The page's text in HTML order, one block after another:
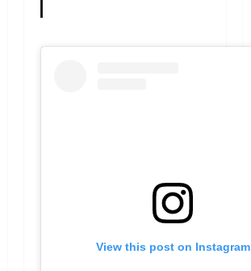
View this post on Instagram